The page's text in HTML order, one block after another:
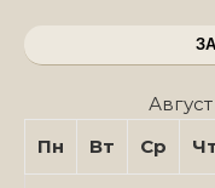
Пн
Вт Ср